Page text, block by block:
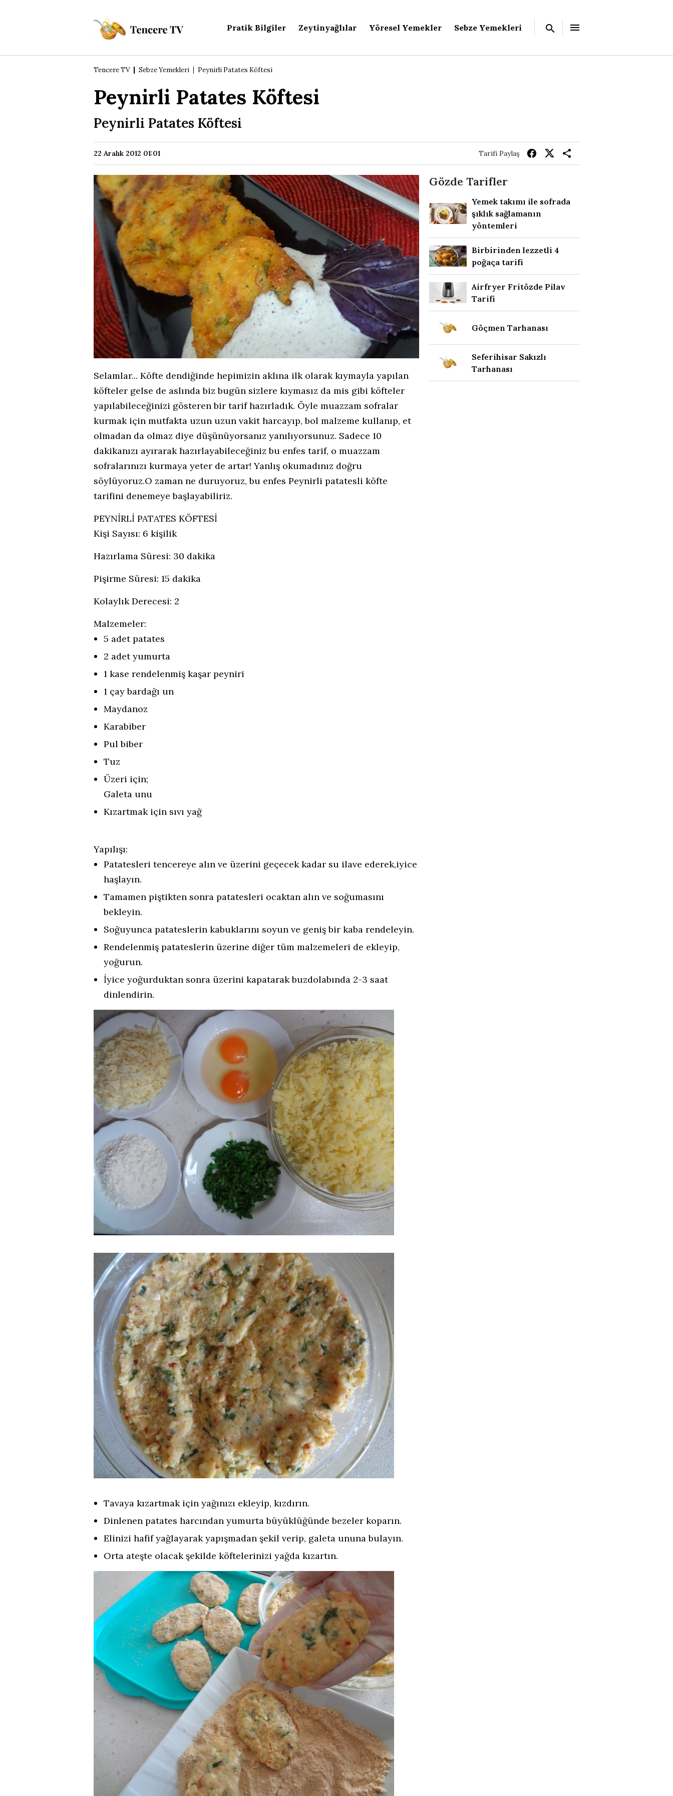
Pratik Bilgiler Zeytinyağlılar Yöresel Yemekler Sebze Yemekleri
Tencere TV Sebze Yemekleri Peynirli Patates Köftesi
Peynirli Patates Köftesi
Peynirli Patates Köftesi
22 Aralık 2012 01:01 Tarifi Paylaş
Selamlar... Köfte dendiğinde hepimizin aklına ilk olarak kıymayla yapılan
köfteler gelse de aslında biz bugün sizlere kıymasız da mis gibi köfteler
yapılabileceğinizi gösteren bir tarif hazırladık. Öyle muazzam sofralar
kurmak için mutfakta uzun uzun vakit harcayıp, bol malzeme kullanıp, et
olmadan da olmaz diye düşünüyorsanız yanılıyorsunuz. Sadece 10
dakikanızı ayırarak hazırlayabileceğiniz bu enfes tarif, o muazzam
sofralarınızı kurmaya yeter de artar! Yanlış okumadınız doğru
söylüyoruz.O zaman ne duruyoruz, bu enfes Peynirli patatesli köfte
tarifini denemeye başlayabiliriz.
PEYNİRLİ PATATES KÖFTESİ
Kişi Sayısı: 6 kişilik
Hazırlama Süresi: 30 dakika
Pişirme Süresi: 15 dakika
Kolaylık Derecesi: 2
Malzemeler:
5 adet patates
2 adet yumurta
1 kase rendelenmiş kaşar peyniri
1 çay bardağı un
Maydanoz
Karabiber
Pul biber
Tuz
Üzeri için;
Galeta unu
Kızartmak için sıvı yağ
Yapılışı:
Patatesleri tencereye alın ve üzerini geçecek kadar su ilave ederek,iyice
haşlayın.
Tamamen piştikten sonra patatesleri ocaktan alın ve soğumasını
bekleyin.
Soğuyunca patateslerin kabuklarını soyun ve geniş bir kaba rendeleyin.
Rendelenmiş patateslerin üzerine diğer tüm malzemeleri de ekleyip,
yoğurun.
İyice yoğurduktan sonra üzerini kapatarak buzdolabında 2-3 saat
dinlendirin.
Tavaya kızartmak için yağınızı ekleyip, kızdırın.
Dinlenen patates harcından yumurta büyüklüğünde bezeler koparın.
Elinizi hafif yağlayarak yapışmadan şekil verip, galeta ununa bulayın.
Orta ateşte olacak şekilde köftelerinizi yağda kızartın.
Gözde Tarifler
Yemek takımı ile sofrada
şıklık sağlamanın
yöntemleri
Birbirinden lezzetli 4
poğaça tarifi
Airfryer Fritözde Pilav
Tarifi
Göçmen Tarhanası
Seferihisar Sakızlı
Tarhanası